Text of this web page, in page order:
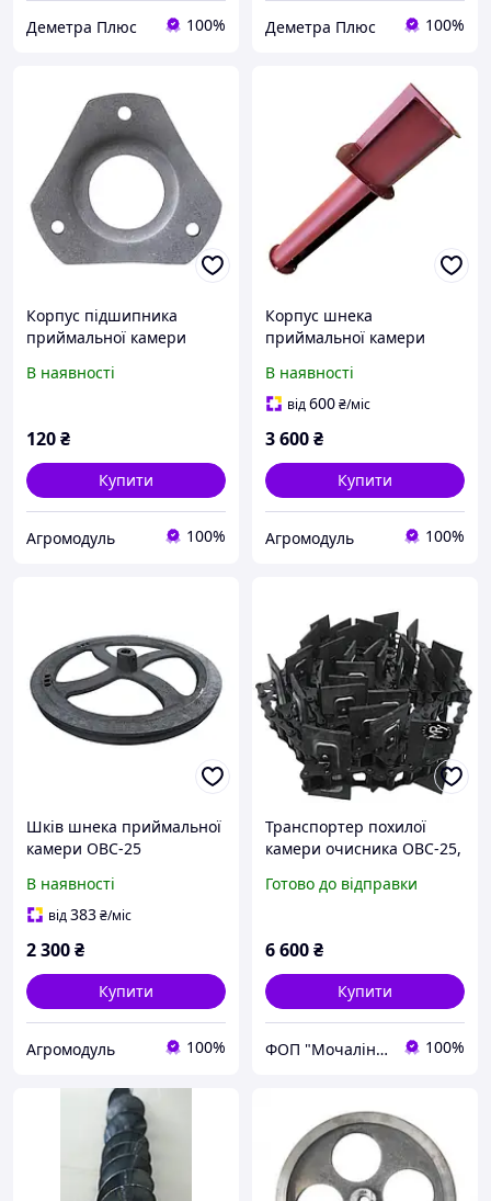
Деметра Плюс 100% Деметра Плюс 100%
Корпус підшипника
приймальної камери
В наявності
120₴
Купити
Агромодуль 100%
Корпус шнека
приймальної камери
В наявності
від600₴/міс
3 600₴
Купити
Агромодуль 100%
Шків шнека приймальної
камери ОВС-25
В наявності
від383₴/міс
2 300₴
Купити
Агромодуль 100%
Транспортер похилої
камери очисника ОВС-25,
Транспортер похилої
Готово до відправки
6 600₴
Купити
ФОП "Мочалін Р.Ю." 100%